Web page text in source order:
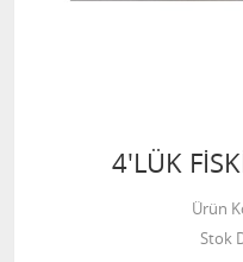
4'LÜK
Ürün
Stok